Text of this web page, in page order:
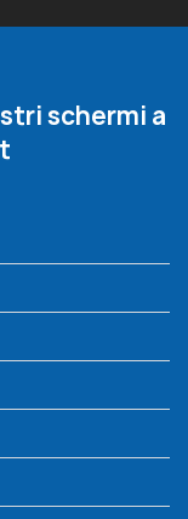
schermi a